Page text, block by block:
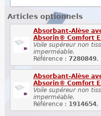
Articles optionnels
Absorbant-Alèse
Absorin® Comfort
Voile supéreur non
imperméable.
Référence : 7280849,
Absorbant-Alèse
Absorin® Comfort
Voile supéreur non
imperméable.
Référence : 1914654,